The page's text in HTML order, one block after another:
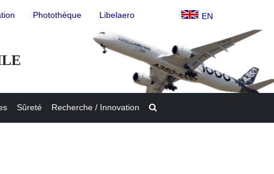
Photothèque Libelaero EN
Sûreté Recherche / Innovation